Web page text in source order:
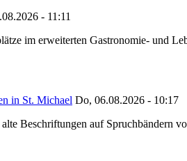
- 11:11
im erweiterten Gastronomie- und
in St. Michael Do, 06.08.2026 - 10:17
Beschriftungen auf Spruchbändern